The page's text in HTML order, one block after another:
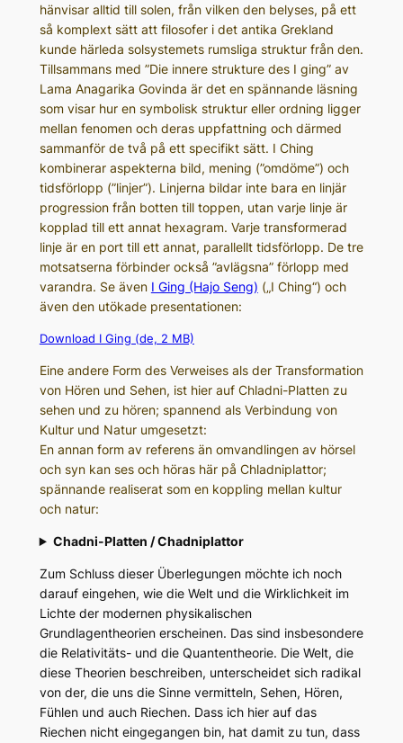
hänvisar alltid till solen, från vilken den belyses, på ett
så komplext sätt att filosofer i det antika Grekland
kunde härleda solsystemets rumsliga struktur från den.
Tillsammans med ”Die innere strukture des I ging” av
Lama Anagarika Govinda är det en spännande läsning
som visar hur en symbolisk struktur eller ordning ligger
mellan fenomen och deras uppfattning och därmed
sammanför de två på ett specifikt sätt. I Ching
kombinerar aspekterna bild, mening (”omdöme”) och
tidsförlopp (”linjer”). Linjerna bildar inte bara en linjär
progression från botten till toppen, utan varje linje är
kopplad till ett annat hexagram. Varje transformerad
linje är en port till ett annat, parallellt tidsförlopp. De tre
motsatserna förbinder också ”avlägsna” förlopp med
varandra. Se även I Ging (Hajo Seng) („I Ching“) och
även den utökade presentationen:
Download I Ging (de, 2 MB)
Eine andere Form des Verweises als der Transformation
von Hören und Sehen, ist hier auf Chladni-Platten zu
sehen und zu hören; spannend als Verbindung von
Kultur und Natur umgesetzt:
En annan form av referens än omvandlingen av hörsel
och syn kan ses och höras här på Chladniplattor;
spännande realiserat som en koppling mellan kultur
och natur:
Chadni-Platten / Chadniplattor
Zum Schluss dieser Überlegungen möchte ich noch
darauf eingehen, wie die Welt und die Wirklichkeit im
Lichte der modernen physikalischen
Grundlagentheorien erscheinen. Das sind insbesondere
die Relativitäts- und die Quantentheorie. Die Welt, die
diese Theorien beschreiben, unterscheidet sich radikal
von der, die uns die Sinne vermitteln, Sehen, Hören,
Fühlen und auch Riechen. Dass ich hier auf das
Riechen nicht eingegangen bin, hat damit zu tun, dass